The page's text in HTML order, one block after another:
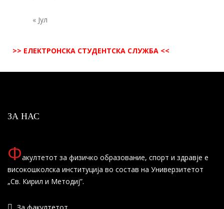
« Јул
>> ЕЛЕКТРОНСКА СТУДЕНТСКА СЛУЖБА <<
ЗА НАС
Факултетот за физичко образование, спорт и здравје е
високошколска институција во состав на Универзитетот
„Св. Кирил и Методиј”.